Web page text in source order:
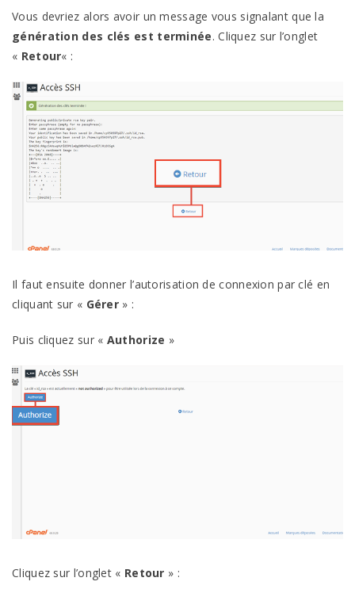
Vous devriez alors avoir un message vous signalant que la
génération des clés est terminée. Cliquez sur l’onglet
« Retour« :
Il faut ensuite donner l’autorisation de connexion par clé en
cliquant sur « Gérer » :
Puis cliquez sur « Authorize »
Cliquez sur l’onglet « Retour » :